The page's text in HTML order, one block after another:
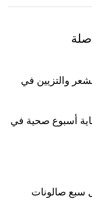
والتزيين في
أسبوع صحية في
صالونات